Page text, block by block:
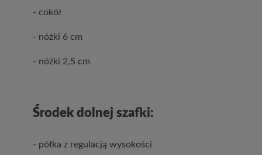
- cokół
- nóżki 6 cm
- nóżki 2,5 cm
Środek dolnej szafki:
- półka z regulacją wysokości